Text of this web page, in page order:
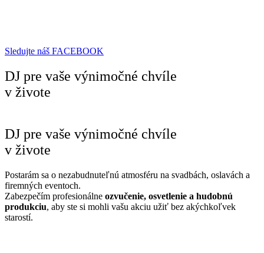
Sledujte náš FACEBOOK
DJ pre vaše výnimočné chvíle
v živote
DJ pre vaše výnimočné chvíle
v živote
Postarám sa o nezabudnuteľnú atmosféru na svadbách, oslavách a
firemných eventoch.
Zabezpečím profesionálne ozvučenie, osvetlenie a hudobnú
produkciu, aby ste si mohli vašu akciu užiť bez akýchkoľvek
starostí.